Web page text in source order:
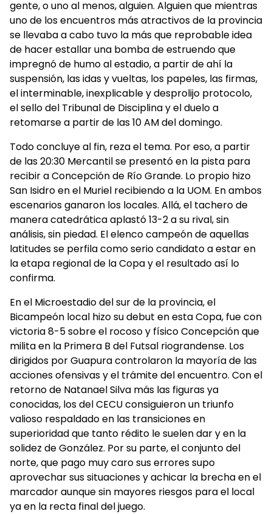
gente, o uno al menos, alguien. Alguien que mientras
uno de los encuentros más atractivos de la provincia
se llevaba a cabo tuvo la más que reprobable idea
de hacer estallar una bomba de estruendo que
impregnó de humo al estadio, a partir de ahí la
suspensión, las idas y vueltas, los papeles, las firmas,
el interminable, inexplicable y desprolijo protocolo,
el sello del Tribunal de Disciplina y el duelo a
retomarse a partir de las 10 AM del domingo.
Todo concluye al fin, reza el tema. Por eso, a partir
de las 20:30 Mercantil se presentó en la pista para
recibir a Concepción de Río Grande. Lo propio hizo
San Isidro en el Muriel recibiendo a la UOM. En ambos
escenarios ganaron los locales. Allá, el tachero de
manera catedrática aplastó 13-2 a su rival, sin
análisis, sin piedad. El elenco campeón de aquellas
latitudes se perfila como serio candidato a estar en
la etapa regional de la Copa y el resultado así lo
confirma.
En el Microestadio del sur de la provincia, el
Bicampeón local hizo su debut en esta Copa, fue con
victoria 8-5 sobre el rocoso y físico Concepción que
milita en la Primera B del Futsal riograndense. Los
dirigidos por Guapura controlaron la mayoría de las
acciones ofensivas y el trámite del encuentro. Con el
retorno de Natanael Silva más las figuras ya
conocidas, los del CECU consiguieron un triunfo
valioso respaldado en las transiciones en
superioridad que tanto rédito le suelen dar y en la
solidez de González. Por su parte, el conjunto del
norte, que pago muy caro sus errores supo
aprovechar sus situaciones y achicar la brecha en el
marcador aunque sin mayores riesgos para el local
ya en la recta final del juego.